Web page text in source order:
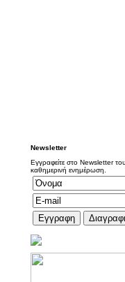
Newsletter
Εγγραφείτε στο Newsletter
καθημερινή ενημέρωση.